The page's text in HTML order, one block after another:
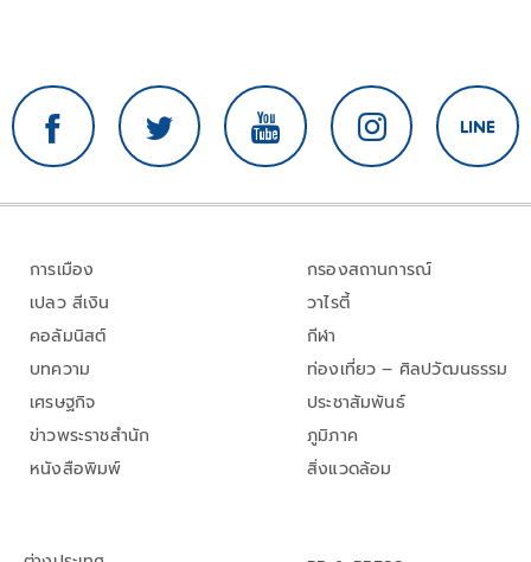
การเมือง
เปลว สีเงิน
คอลัมนิสต์
บทความ
เศรษฐกิจ
ข่าวพระราชสำนัก
หนังสือพิมพ์
กรองสถานการณ์
วาไรตี้
กีฬา
ท่องเที่ยว – ศิลปวัฒนธรรม
ประชาสัมพันธ์
ภูมิภาค
สิ่งแวดล้อม